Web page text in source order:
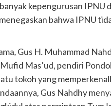
kepengurusan IPNU
bahwa IPNU
Gus H. Muhammad
Mas’ud, pendiri
tokoh yang
Gus Nahdhy